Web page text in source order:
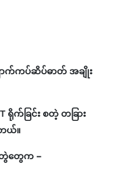
က်ကပ်ဆိပ်ဓာတ် အချိုး
ရိုက်ခြင်း စတဲ့ တခြား
ယ်။
တွေက –